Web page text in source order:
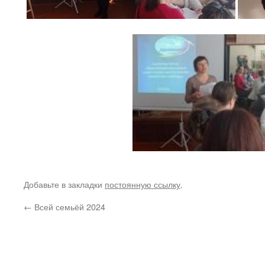
Добавьте в закладки постоянную ссылку.
← Всей семьёй 2024